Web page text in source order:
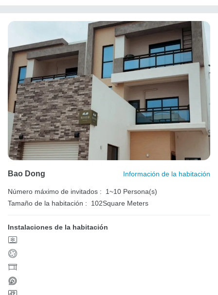
Bao Dong Información de la habitación
Número máximo de invitados :
1~10 Persona(s)
Tamaño de la habitación :
102Square Meters
Instalaciones de la habitación